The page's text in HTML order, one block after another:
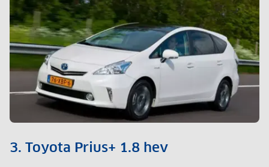
3. Toyota Prius+ 1.8 hev